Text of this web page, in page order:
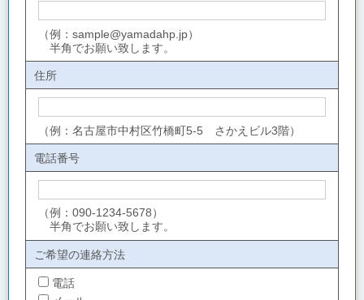
（例：sample@yamadahp.jp）
半角でお願い致します。
住所
（例：名古屋市中村区竹橋町5-5 さかえビル3階）
電話番号
（例：090-1234-5678）
半角でお願い致します。
ご希望の連絡方法
電話